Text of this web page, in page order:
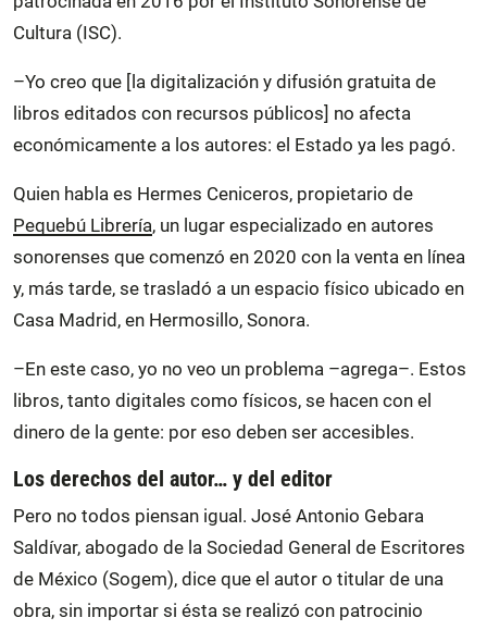
Cultura (ISC).
–Yo creo que [la digitalización y difusión gratuita de
libros editados con recursos públicos] no afecta
económicamente a los autores: el Estado ya les pagó.
Quien habla es Hermes Ceniceros, propietario de
Pequebú Librería, un lugar especializado en autores
sonorenses que comenzó en 2020 con la venta en línea
y, más tarde, se trasladó a un espacio físico ubicado en
Casa Madrid, en Hermosillo, Sonora.
–En este caso, yo no veo un problema –agrega–. Estos
libros, tanto digitales como físicos, se hacen con el
dinero de la gente: por eso deben ser accesibles.
Los derechos del autor… y del editor
Pero no todos piensan igual. José Antonio Gebara
Saldívar, abogado de la Sociedad General de Escritores
de México (Sogem), dice que el autor o titular de una
obra, sin importar si ésta se realizó con patrocinio